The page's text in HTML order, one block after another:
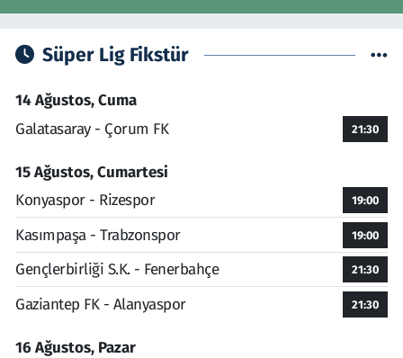
Süper Lig Fikstür
14 Ağustos, Cuma
Galatasaray - Çorum FK
21:30
15 Ağustos, Cumartesi
Konyaspor - Rizespor
19:00
Kasımpaşa - Trabzonspor 19:00
Gençlerbirliği S.K. - Fenerbahçe 21:30
Gaziantep FK - Alanyaspor 21:30
16 Ağustos, Pazar